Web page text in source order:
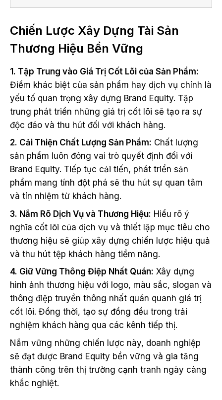
Chiến Lược Xây Dựng Tài Sản
Thương Hiệu Bền Vững
1. Tập Trung vào Giá Trị Cốt Lõi của Sản Phẩm:
Điểm khác biệt của sản phẩm hay dịch vụ chính là
yếu tố quan trọng xây dựng Brand Equity. Tập
trung phát triển những giá trị cốt lõi sẽ tạo ra sự
độc đáo và thu hút đối với khách hàng.
2. Cải Thiện Chất Lượng Sản Phẩm: Chất lượng
sản phẩm luôn đóng vai trò quyết định đối với
Brand Equity. Tiếp tục cải tiến, phát triển sản
phẩm mang tính đột phá sẽ thu hút sự quan tâm
và tín nhiệm từ khách hàng.
3. Nắm Rõ Dịch Vụ và Thương Hiệu: Hiểu rõ ý
nghĩa cốt lõi của dịch vụ và thiết lập mục tiêu cho
thương hiệu sẽ giúp xây dựng chiến lược hiệu quả
và thu hút tệp khách hàng tiềm năng.
4. Giữ Vững Thông Điệp Nhất Quán: Xây dựng
hình ảnh thương hiệu với logo, màu sắc, slogan và
thông điệp truyền thông nhất quán quanh giá trị
cốt lõi. Đồng thời, tạo sự đồng đều trong trải
nghiệm khách hàng qua các kênh tiếp thị.
Nắm vững những chiến lược này, doanh nghiệp
sẽ đạt được Brand Equity bền vững và gia tăng
thành công trên thị trường cạnh tranh ngày càng
khắc nghiệt.